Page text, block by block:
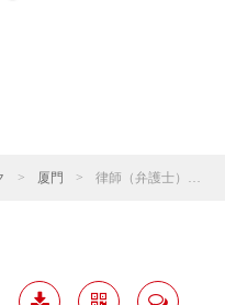
> 厦門 > 律師（弁護士）等の紹介